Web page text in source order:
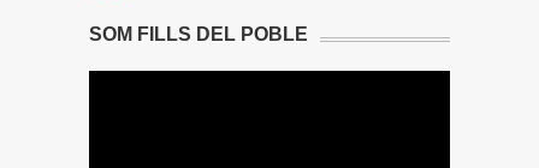
SOM FILLS DEL POBLE